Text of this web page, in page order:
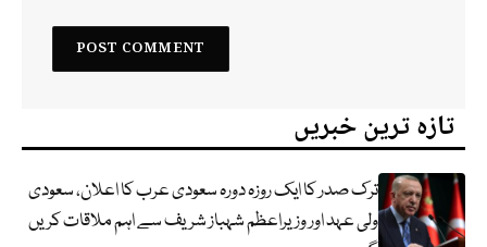
تازہ ترین خبریں
ترک صدر کا ایک روزہ دورہ سعودی عرب کا اعلان، سعودی
ولی عہد اور وزیراعظم شہباز شریف سے اہم ملاقات کریں